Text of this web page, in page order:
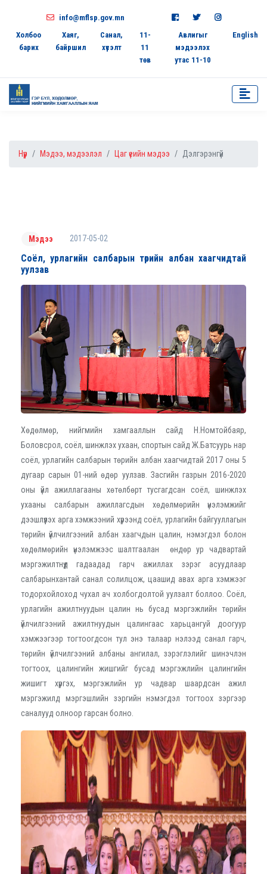
info@mflsp.gov.mn
Холбоо
барих
Хаяг,
байршил
Санал,
хүсэлт
11-
11
төв
Авлигыг
мэдээлэх
утас 11-10
English
Нүүр Мэдээ, мэдээлэл Цаг үеийн мэдээ Дэлгэрэнгүй
Мэдээ 2017-05-02
Соёл, урлагийн салбарын төрийн албан хаагчидтай
уулзав
Хөдөлмөр, нийгмийн хамгааллын сайд Н.Номтойбаяр,
Боловсрол, соёл, шинжлэх ухаан, спортын сайд Ж.Батсуурь нар
соёл, урлагийн салбарын төрийн албан хаагчидтай 2017 оны 5
дугаар сарын 01-ний өдөр уулзав. Засгийн газрын 2016-2020
оны үйл ажиллагааны хөтөлбөрт тусгагдсан соёл, шинжлэх
ухааны салбарын ажиллагсдын хөдөлмөрийн үнэлэмжийг
дээшлүүлэх арга хэмжээний хүрээнд соёл, урлагийн байгууллагын
төрийн үйлчилгээний албан хаагчдын цалин, нэмэгдэл болон
хөдөлмөрийн үнэлэмжээс шалтгаалан өндөр ур чадвартай
мэргэжилтнүүд гадаадад гарч ажиллах зэрэг асуудлаар
салбарынхантай санал солилцож, цаашид авах арга хэмжээг
тодорхойлоход чухал ач холбогдолтой уулзалт боллоо. Соёл,
урлагийн ажилтнуудын цалин нь бусад мэргэжлийн төрийн
үйлчилгээний ажилтнуудын цалингаас харьцангуй доогуур
хэмжээгээр тогтоогдсон тул энэ талаар нэлээд санал гарч,
төрийн үйлчилгээний албаны ангилал, зэрэглэлийг шинэчлэн
тогтоох, цалингийн жишгийг бусад мэргэжлийн цалингийн
жишигт хүргэх, мэргэжлийн ур чадвар шаардсан ажил
мэргэжилд мэргэшлийн зэргийн нэмэгдэл тогтоох зэргээр
саналууд олноор гарсан болно.